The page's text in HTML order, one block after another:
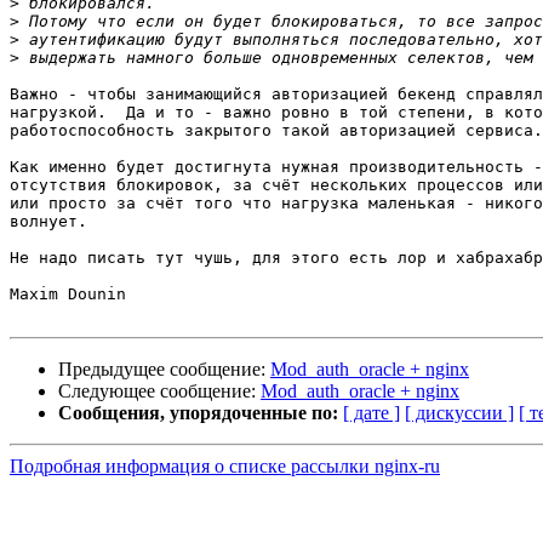
>
>
>
Важно - чтобы занимающийся авторизацией бекенд
нагрузкой.  Да и то - важно ровно в той степени, в
работоспособность закрытого такой авторизацией сервиса.
Как именно будет достигнута нужная
отсутствия блокировок, за счёт нескольких процессов
или просто за счёт того что нагрузка маленькая -
волнует.
Не надо писать тут чушь, для этого есть лор и
Maxim Dounin
Предыдущее сообщение: Mod_auth_oracle + nginx
Следующее сообщение: Mod_auth_oracle + nginx
Сообщения, упорядоченные по: [ дате ] [ дискуссии ] [
Подробная информация о списке рассылки nginx-ru